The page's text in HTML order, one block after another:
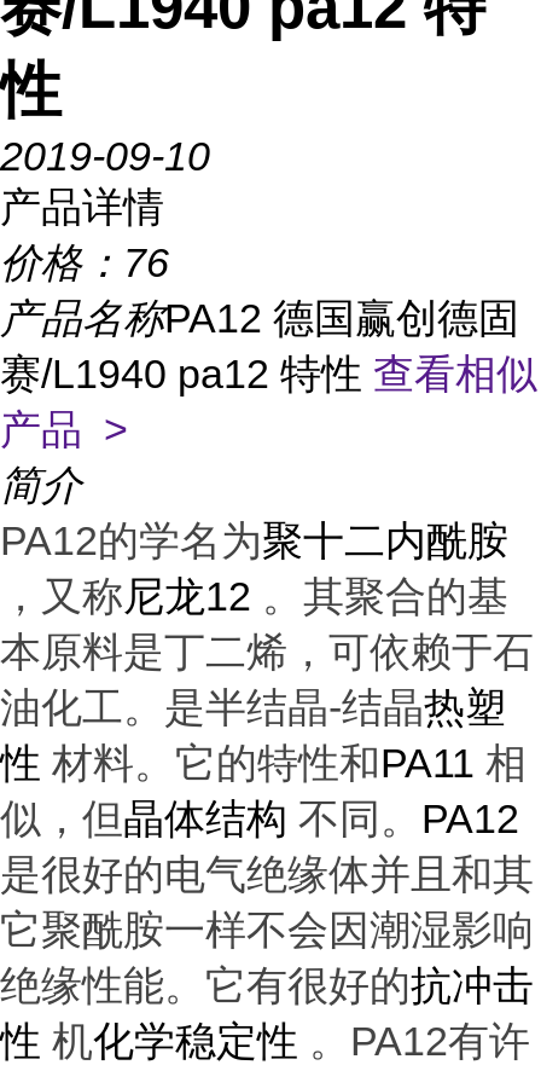
性
2019-09-10
产品详情
价格： 76
产品名称PA12 德国赢创德固
赛/L1940 pa12 特性 查看相似
产品 >
简介
PA12的学名为聚十二内酰胺
，又称尼龙12 。其聚合的基
本原料是丁二烯，可依赖于石
油化工。是半结晶-结晶热塑
性 材料。它的特性和PA11 相
似，但晶体结构 不同。 PA12
是很好的电气绝缘体并且和其
它聚酰胺一样不会因潮湿影响
绝缘性能。它有很好的抗冲击
性 机化学稳定性 。 PA12有许